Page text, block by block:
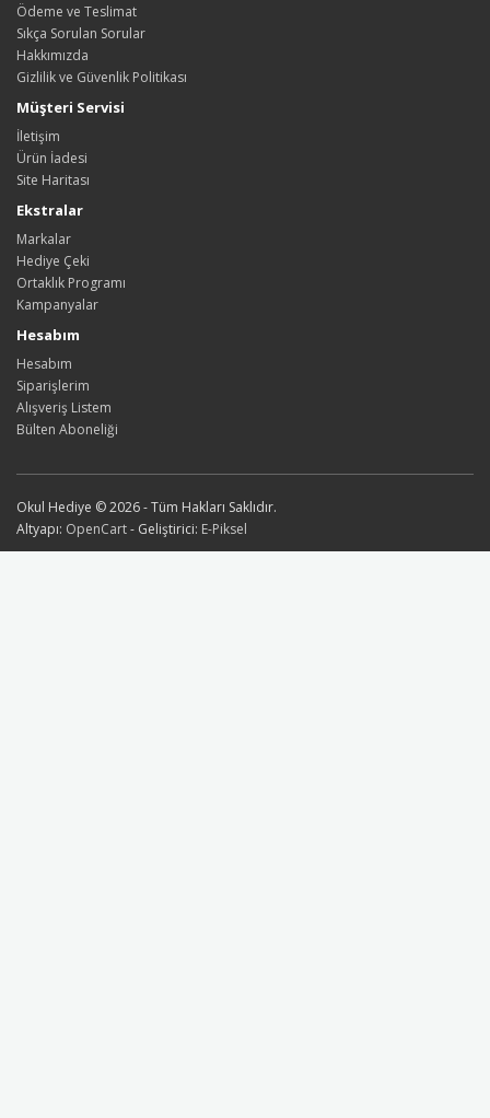
Ödeme ve Teslimat
Sıkça Sorulan Sorular
Hakkımızda
Gizlilik ve Güvenlik Politikası
Müşteri Servisi
İletişim
Ürün İadesi
Site Haritası
Ekstralar
Markalar
Hediye Çeki
Ortaklık Programı
Kampanyalar
Hesabım
Hesabım
Siparişlerim
Alışveriş Listem
Bülten Aboneliği
Okul Hediye © 2026 - Tüm Hakları Saklıdır.
Altyapı: OpenCart- Geliştirici: E-Piksel